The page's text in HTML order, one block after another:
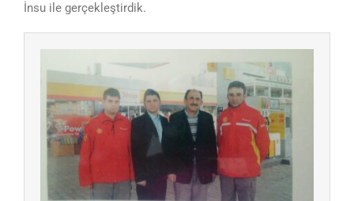
İnsu ile gerçekleştirdik.